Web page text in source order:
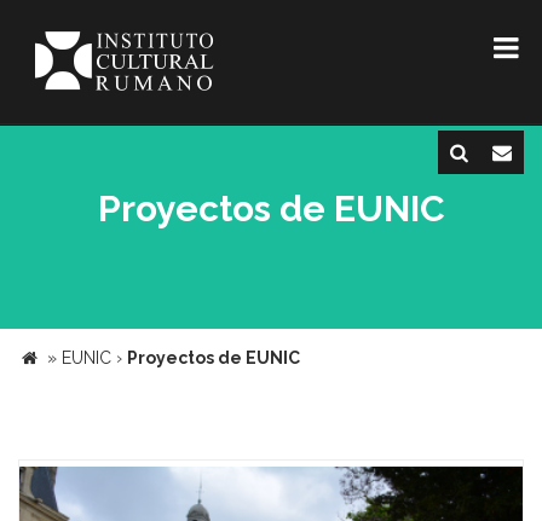
Proyectos de EUNIC
» EUNIC › Proyectos de EUNIC